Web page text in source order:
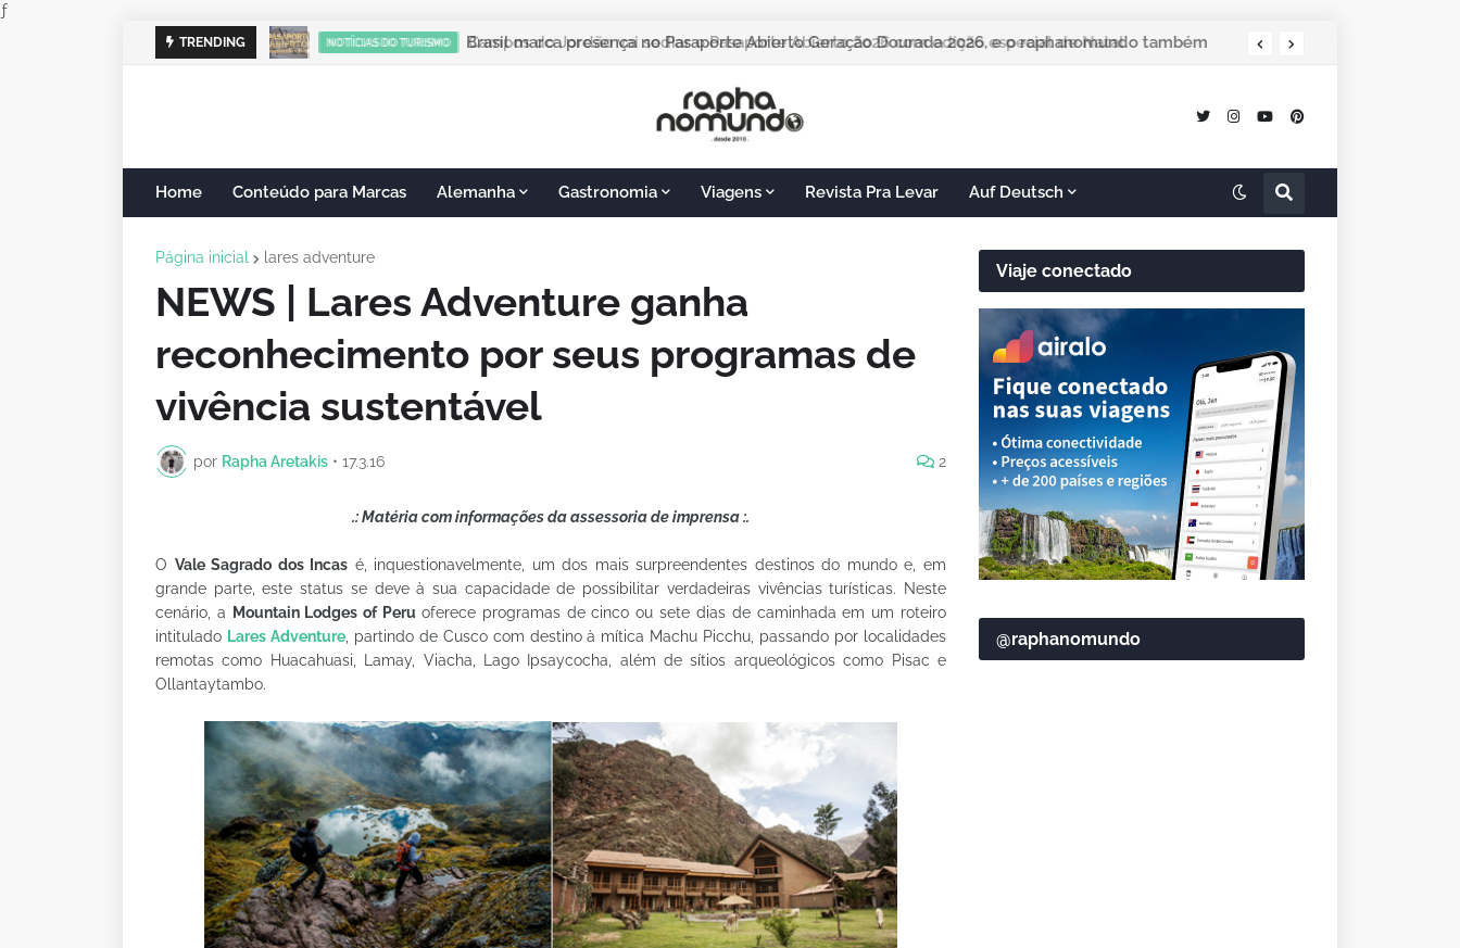
ƒ
TRENDING NOTÍCIAS DO TURISMO Campos do Jordão vai sediar o Pasaporte Abierto 2026 com edição especial de Natal
Home Conteúdo para Marcas Alemanha Gastronomia Viagens Revista Pra Levar Auf Deutsch
Página inicial lares adventure
NEWS | Lares Adventure ganha
reconhecimento por seus programas de
vivência sustentável
por Rapha Aretakis • 17.3.16 2
.: Matéria com informações da assessoria de imprensa :.
O Vale Sagrado dos Incas é, inquestionavelmente, um dos mais surpreendentes destinos do mundo e, em
grande parte, este status se deve à sua capacidade de possibilitar verdadeiras vivências turísticas. Neste
cenário, a
Mountain Lodges of Peru oferece programas de cinco ou sete dias de caminhada em um roteiro
intitulado Lares Adventure, partindo de Cusco com destino à mítica Machu Picchu, passando por localidades
remotas como Huacahuasi, Lamay, Viacha, Lago Ipsaycocha, além de sítios arqueológicos como Pisac e
Ollantaytambo.
Viaje conectado
@raphanomundo